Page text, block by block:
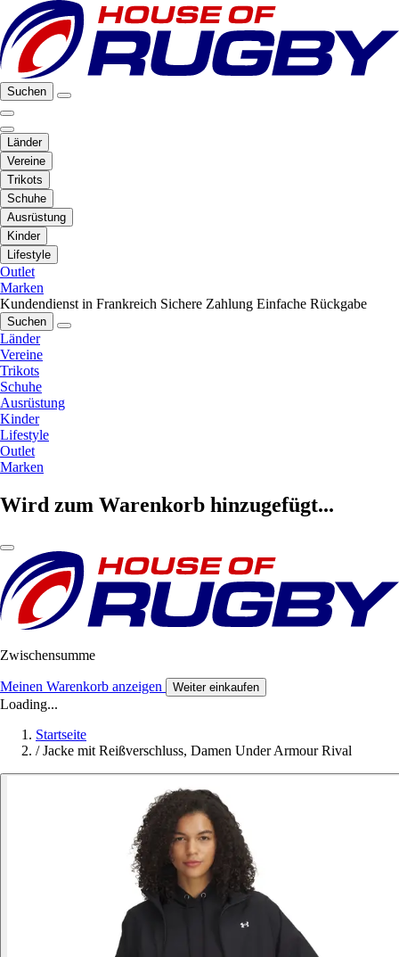
Suchen
Länder
Vereine
Trikots
Schuhe
Ausrüstung
Kinder
Lifestyle
Outlet
Marken
Kundendienst in Frankreich Sichere Zahlung Einfache Rückgabe
Suchen
Länder
Vereine
Trikots
Schuhe
Ausrüstung
Kinder
Lifestyle
Outlet
Marken
Wird zum Warenkorb hinzugefügt...
Zwischensumme
Meinen Warenkorb anzeigen Weiter einkaufen
Loading...
Startseite
/ Jacke mit Reißverschluss, Damen Under Armour Rival